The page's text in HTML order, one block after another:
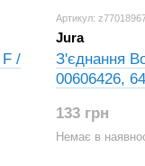
/
Артикул:
Jura
З'єднання
00606426,
133 грн
Немає в